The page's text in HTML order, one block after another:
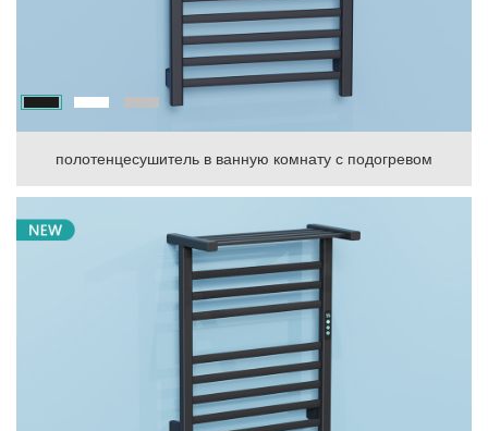
полотенцесушитель в ванную комнату с подогревом